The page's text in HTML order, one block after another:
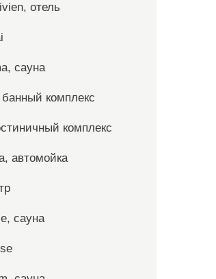
отель
сауна
комплекс
комплекс
автомойка
сауна